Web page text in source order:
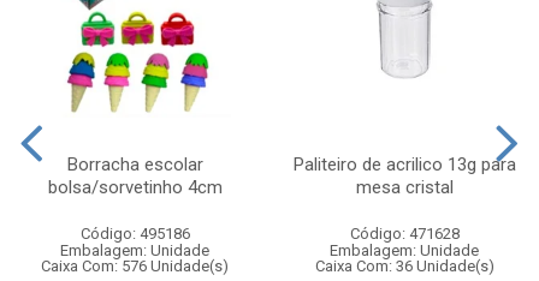
Borracha escolar
bolsa/sorvetinho 4cm
Código: 495186
Embalagem: Unidade
Caixa Com: 576 Unidade(s)
Paliteiro de acrilico 13g para
mesa cristal
Código: 471628
Embalagem: Unidade
Caixa Com: 36 Unidade(s)